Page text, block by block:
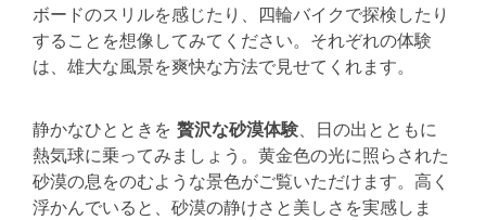
ボードのスリルを感じたり、四輪バイクで探検したり
することを想像してみてください。それぞれの体験
は、雄大な風景を爽快な方法で見せてくれます。
静かなひとときを 贅沢な砂漠体験、日の出とともに
熱気球に乗ってみましょう。黄金色の光に照らされた
砂漠の息をのむような景色がご覧いただけます。高く
浮かんでいると、砂漠の静けさと美しさを実感しま